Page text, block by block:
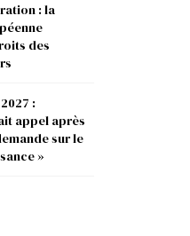
: la
des
:
appel après
sur le
»